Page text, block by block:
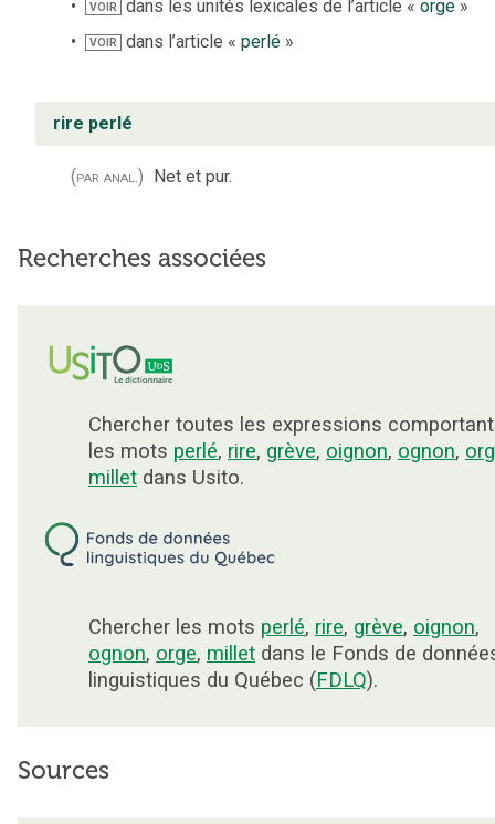
VOIR dans les unités lexicales de l’article «orge »
VOIR dans l’article «perlé »
rire perlé
(par anal.) Net et pur.
Recherches associées
Chercher toutes les expressions comportant
les mots perlé, rire, grève, oignon, ognon,
millet dans Usito.
Chercher les mots perlé, rire, grève, oignon,
ognon, orge, millet dans le Fonds de
linguistiques du Québec (FDLQ).
Sources